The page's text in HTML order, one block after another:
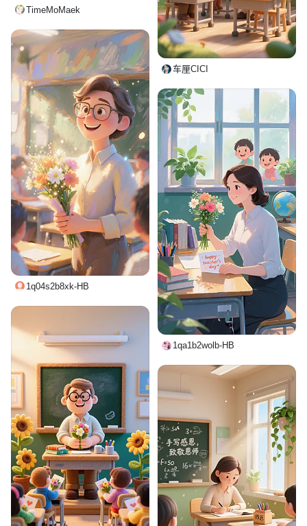
TimeMoMaek
车厘CICI
1q04s2b8xk-HB
1qa1b2wolb-HB